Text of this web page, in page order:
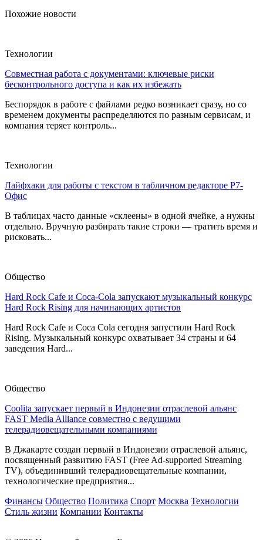
Похожие новости
Технологии
Совместная работа с документами: ключевые риски
бесконтрольного доступа и как их избежать
Беспорядок в работе с файлами редко возникает сразу, но со
временем документы распределяются по разным сервисам, и
компания теряет контроль...
Технологии
Лайфхаки для работы с текстом в табличном редакторе Р7-
Офис
В таблицах часто данные «склеены» в одной ячейке, а нужны
отдельно. Вручную разбирать такие строки — тратить время и
рисковать...
Общество
Hard Rock Cafe и Coca-Cola запускают музыкальный конкурс
Hard Rock Rising для начинающих артистов
Hard Rock Cafe и Coca Cola сегодня запустили Hard Rock
Rising. Музыкальный конкурс охватывает 34 страны и 64
заведения Hard...
Общество
Coolita запускает первый в Индонезии отраслевой альянс
FAST Media Alliance совместно с ведущими
телерадиовещательными компаниями
В Джакарте создан первый в Индонезии отраслевой альянс,
посвященный развитию FAST (Free Ad-supported Streaming
TV), объединивший телерадиовещательные компании,
технологические предприятия...
Финансы Общество Политика Спорт Москва Технологии
Стиль жизни Компании Контакты